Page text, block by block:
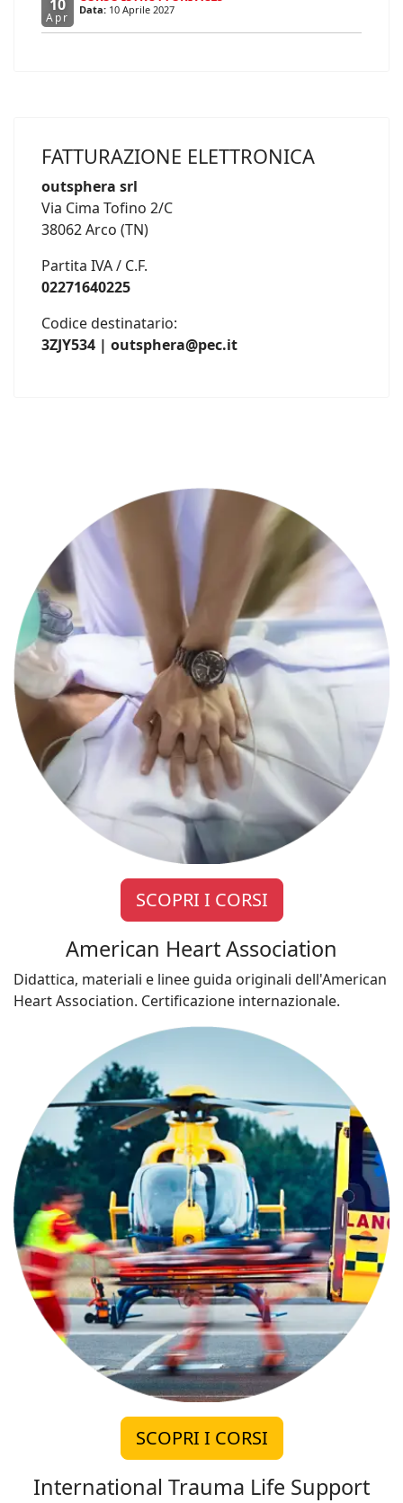
10
Apr Data: 10 Aprile 2027
FATTURAZIONE ELETTRONICA
outsphera srl
Via Cima Tofino 2/C
38062 Arco (TN)
Partita IVA / C.F.
02271640225
Codice destinatario:
3ZJY534 | outsphera@pec.it
SCOPRI I CORSI
American Heart Association
Didattica, materiali e linee guida originali dell'American
Heart Association. Certificazione internazionale.
SCOPRI I CORSI
International Trauma Life Support